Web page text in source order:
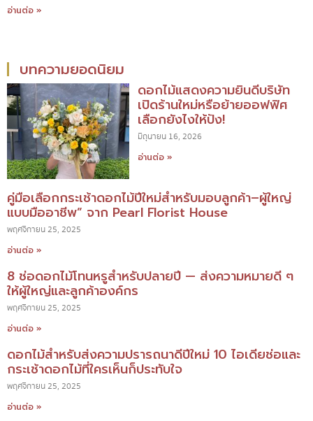
อ่านต่อ »
บทความยอดนิยม
ดอกไม้แสดงความยินดีบริษัท
เปิดร้านใหม่หรือย้ายออฟฟิศ
เลือกยังไงให้ปัง!
มิถุนายน 16, 2026
อ่านต่อ »
คู่มือเลือกกระเช้าดอกไม้ปีใหม่สำหรับมอบลูกค้า–ผู้ใหญ่
แบบมืออาชีพ” จาก Pearl Florist House
พฤศจิกายน 25, 2025
อ่านต่อ »
8 ช่อดอกไม้โทนหรูสำหรับปลายปี — ส่งความหมายดี ๆ
ให้ผู้ใหญ่และลูกค้าองค์กร
พฤศจิกายน 25, 2025
อ่านต่อ »
ดอกไม้สำหรับส่งความปรารถนาดีปีใหม่ 10 ไอเดียช่อและ
กระเช้าดอกไม้ที่ใครเห็นก็ประทับใจ
พฤศจิกายน 25, 2025
อ่านต่อ »